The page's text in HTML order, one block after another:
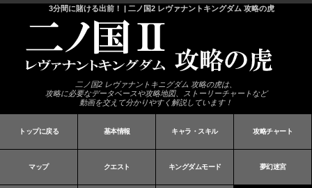
3分間に賭ける出前！ | 二ノ国2 レヴァナントキングダム 攻略の虎
二ノ国2 レヴァナントキニグダム 攻略の虎は、
攻略に必要なデータベースや攻略地図、ストーリーチャートなど
動画を交えて分かりやすく解説しています！
トップに戻る 基本情報 キャラ・スキル 攻略チャート
マップ クエスト キングダムモード 夢幻迷宮